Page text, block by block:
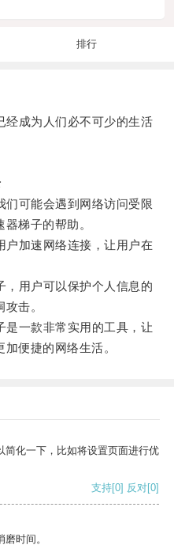
排行
成为人们必不可少的生活
可能会遇到网络访问受限
梯子的帮助。
加速网络连接，让用户在
用户可以保护个人信息的
击。
一款非常实用的工具，让
便捷的网络生活。
简化一下，比如将设置页面进行优
支持[0] 反对[0]
时间。